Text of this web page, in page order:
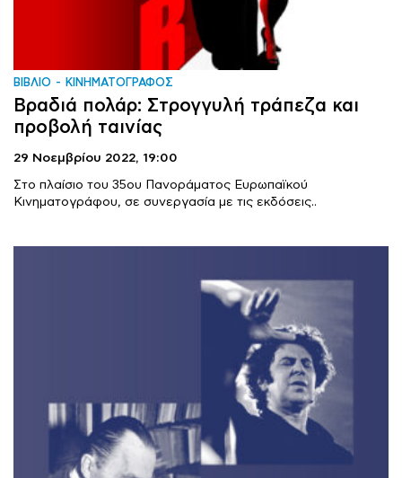
ΒΙΒΛΙΟ ΚΙΝΗΜΑΤΟΓΡΑΦΟΣ
Βραδιά πολάρ: Στρογγυλή τράπεζα και
προβολή ταινίας
29 Νοεμβρίου 2022, 19:00
Στο πλαίσιο του 35oυ Πανοράματος Ευρωπαϊκού
Κινηματογράφου, σε συνεργασία με τις εκδόσεις..